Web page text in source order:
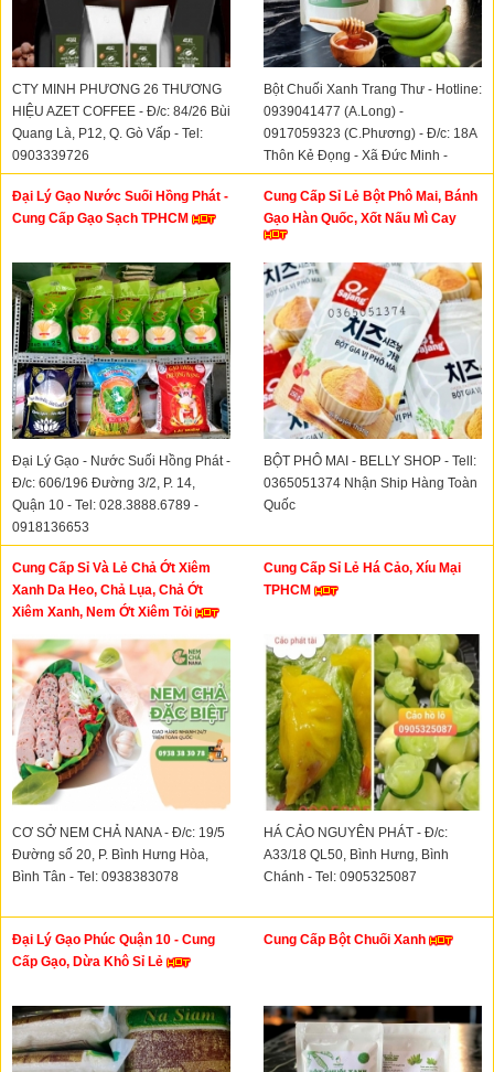
CTY MINH PHƯƠNG 26 THƯƠNG
HIỆU AZET COFFEE - Đ/c: 84/26 Bùi
Quang Là, P12, Q. Gò Vấp - Tel:
0903339726
Bột Chuối Xanh Trang Thư - Hotline:
0939041477 (A.Long) -
0917059323 (C.Phương) - Đ/c: 18A
Thôn Kẻ Đọng - Xã Đức Minh -
Huyện ĐăkMil - Tỉnh Đăknông
Đại Lý Gạo Nước Suối Hồng Phát -
Cung Cấp Gạo Sạch TPHCM
Đại Lý Gạo - Nước Suối Hồng Phát -
Đ/c: 606/196 Đường 3/2, P. 14,
Quận 10 - Tel: 028.3888.6789 -
0918136653
Cung Cấp Sỉ Lẻ Bột Phô Mai, Bánh
Gạo Hàn Quốc, Xốt Nấu Mì Cay
BỘT PHÔ MAI - BELLY SHOP - Tell:
0365051374 Nhận Ship Hàng Toàn
Quốc
Cung Cấp Sỉ Và Lẻ Chả Ớt Xiêm
Xanh Da Heo, Chả Lụa, Chả Ớt
Xiêm Xanh, Nem Ớt Xiêm Tỏi
CƠ SỞ NEM CHẢ NANA - Đ/c: 19/5
Đường số 20, P. Bình Hưng Hòa,
Bình Tân - Tel: 0938383078
Cung Cấp Sỉ Lẻ Há Cảo, Xíu Mại
TPHCM
HÁ CẢO NGUYÊN PHÁT - Đ/c:
A33/18 QL50, Bình Hưng, Bình
Chánh - Tel: 0905325087
Đại Lý Gạo Phúc Quận 10 - Cung
Cấp Gạo, Dừa Khô Sỉ Lẻ
Cung Cấp Bột Chuối Xanh